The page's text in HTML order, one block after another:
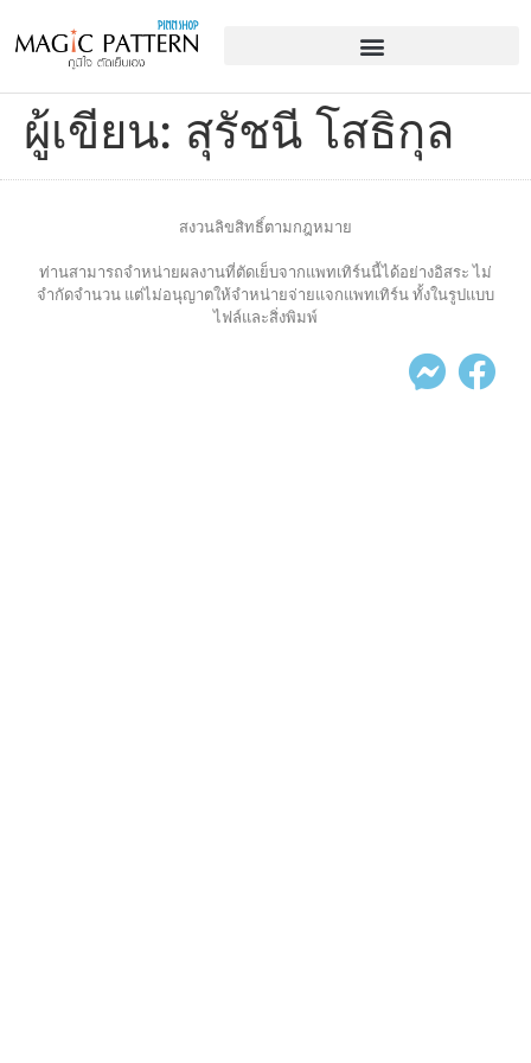
ผู้เขียน: สุรัชนี โสธิกุล
สงวนลิขสิทธิ์ตามกฎหมาย
ท่านสามารถจำหน่ายผลงานที่ตัดเย็บจากแพทเทิร์นนี้ได้อย่างอิสระ ไม่
จำกัดจำนวน แต่ไม่อนุญาตให้จำหน่ายจ่ายแจกแพทเทิร์น ทั้งในรูปแบบ
ไฟล์และสิ่งพิมพ์